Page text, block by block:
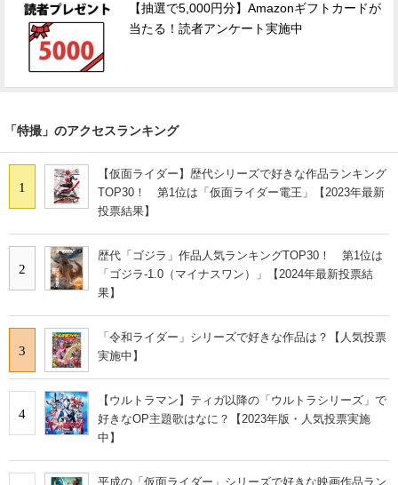
【抽選で5,000円分】Amazonギフトカードが
当たる！読者アンケート実施中
「特撮」のアクセスランキング
1
【仮面ライダー】歴代シリーズで好きな作品ランキング
TOP30！ 第1位は「仮面ライダー電王」【2023年最新
投票結果】
2
歴代「ゴジラ」作品人気ランキングTOP30！ 第1位は
「ゴジラ-1.0（マイナスワン）」【2024年最新投票結
果】
3
「令和ライダー」シリーズで好きな作品は？【人気投票
実施中】
4
【ウルトラマン】ティガ以降の「ウルトラシリーズ」で
好きなOP主題歌はなに？【2023年版・人気投票実施
中】
平成の「仮面ライダー」シリーズで好きな映画作品ラン